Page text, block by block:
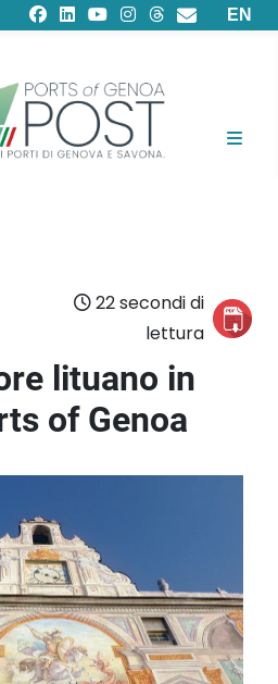
EN
22 secondi di
lettura
lituano in
of Genoa